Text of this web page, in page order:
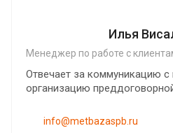
Илья
Менеджер по работе с
Отвечает за коммуникацию с
организацию
info@metbazaspb.ru